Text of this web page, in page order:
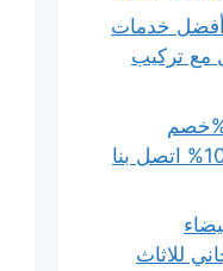
خدمات
بخصم 100ريال مع تركيب
نقل اثاث بجدة بـ40%خصم
خدمات متكاملة وموثوقة 100% اتصل بنا
للاثاث